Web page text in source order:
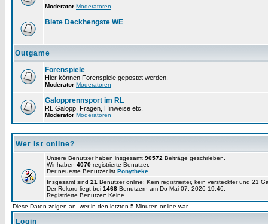
Moderator Moderatoren
Biete Deckhengste WE
Outgame
Forenspiele
Hier können Forenspiele gepostet werden.
Moderator Moderatoren
Galopprennsport im RL
RL Galopp, Fragen, Hinweise etc.
Moderator Moderatoren
Wer ist online?
Unsere Benutzer haben insgesamt 90572 Beiträge geschrieben.
Wir haben 4070 registrierte Benutzer.
Der neueste Benutzer ist Ponytheke
Insgesamt sind 21 Benutzer online: Kein registrierter, kein versteckter und 21
Der Rekord liegt bei 1468 Benutzern am Do Mai 07, 2026 19:46.
Registrierte Benutzer: Keine
Diese Daten zeigen an, wer in den letzten 5 Minuten online war.
Login